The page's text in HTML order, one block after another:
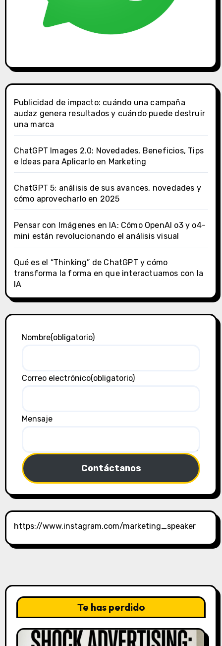
Publicidad de impacto: cuándo una campaña
audaz genera resultados y cuándo puede destruir
una marca
ChatGPT Images 2.0: Novedades, Beneficios, Tips
e Ideas para Aplicarlo en Marketing
ChatGPT 5: análisis de sus avances, novedades y
cómo aprovecharlo en 2025
Pensar con Imágenes en IA: Cómo OpenAI o3 y o4-
mini están revolucionando el análisis visual
Qué es el “Thinking” de ChatGPT y cómo
transforma la forma en que interactuamos con la
IA
Nombre(obligatorio)
Correo electrónico(obligatorio)
Mensaje
Contáctanos
https://www.instagram.com/marketing_speaker
Te has perdido